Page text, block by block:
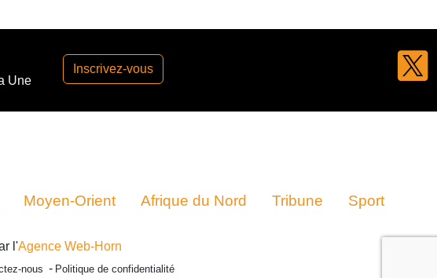
Une
Inscrivez-vous
Moyen-Orient Afrique du Nord Tribune Sport
l'Agence Web-Horn
nous Politique de confidentialité